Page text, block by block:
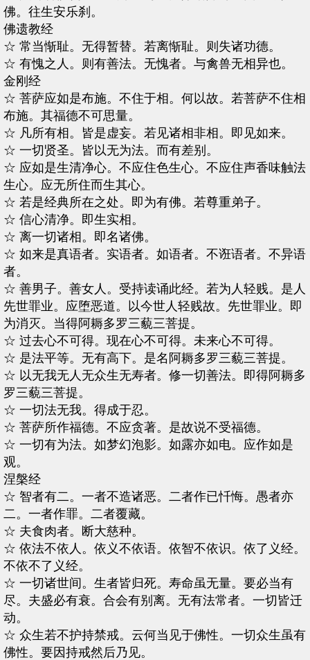
佛。往生安乐刹。
佛遗教经
☆ 常当惭耻。无得暂替。若离惭耻。则失诸功德。
☆ 有愧之人。则有善法。无愧者。与禽兽无相异也。
金刚经
☆ 菩萨应如是布施。不住于相。何以故。若菩萨不住相
布施。其福德不可思量。
☆ 凡所有相。皆是虚妄。若见诸相非相。即见如来。
☆ 一切贤圣。皆以无为法。而有差别。
☆ 应如是生清净心。不应住色生心。不应住声香味触法
生心。应无所住而生其心。
☆ 若是经典所在之处。即为有佛。若尊重弟子。
☆ 信心清净。即生实相。
☆ 离一切诸相。即名诸佛。
☆ 如来是真语者。实语者。如语者。不诳语者。不异语
者。
☆ 善男子。善女人。受持读诵此经。若为人轻贱。是人
先世罪业。应堕恶道。以今世人轻贱故。先世罪业。即
为消灭。当得阿耨多罗三藐三菩提。
☆ 过去心不可得。现在心不可得。未来心不可得。
☆ 是法平等。无有高下。是名阿耨多罗三藐三菩提。
☆ 以无我无人无众生无寿者。修一切善法。即得阿耨多
罗三藐三菩提。
☆ 一切法无我。得成于忍。
☆ 菩萨所作福德。不应贪著。是故说不受福德。
☆ 一切有为法。如梦幻泡影。如露亦如电。应作如是
观。
涅槃经
☆ 智者有二。一者不造诸恶。二者作已忏悔。愚者亦
二。一者作罪。二者覆藏。
☆ 夫食肉者。断大慈种。
☆ 依法不依人。依义不依语。依智不依识。依了义经。
不依不了义经。
☆ 一切诸世间。生者皆归死。寿命虽无量。要必当有
尽。夫盛必有衰。合会有别离。无有法常者。一切皆迁
动。
☆ 众生若不护持禁戒。云何当见于佛性。一切众生虽有
佛性。要因持戒然后乃见。